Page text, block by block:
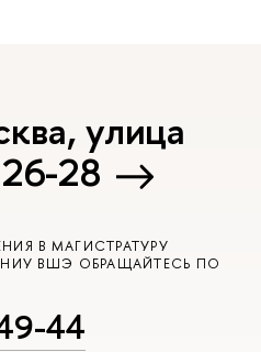
улица
28
В МАГИСТРАТУРУ
ВШЭ ОБРАЩАЙТЕСЬ ПО
44